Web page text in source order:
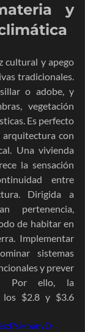
y
cultural y apego
tradicionales.
o adobe, y
vegetación
Es perfecto
arquitectura con
Una vivienda
la sensación
entre
Dirigida a
pertenencia,
de habitar en
Implementar
sistemas
y prever
Por ello, la
los $2.8 y $3.6